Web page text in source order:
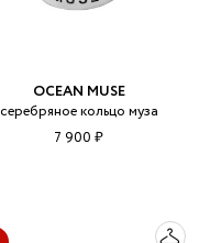
OCEAN MUSE
серебряное кольцо муза
7 900 ₽